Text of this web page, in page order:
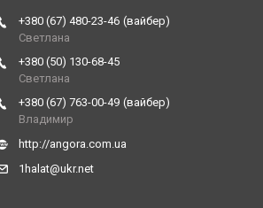
+380 (67) 480-23-46 вайбер
Светлана
+380 (50) 130-68-45
Светлана
+380 (67) 763-00-49 вайбер
Владимир
http://angora.com.ua
1halat@ukr.net